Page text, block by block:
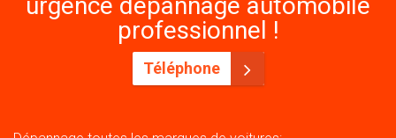
professionnel !
Téléphone